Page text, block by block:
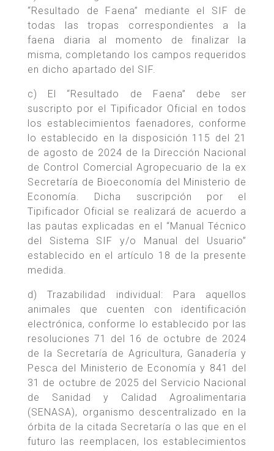
“Resultado de Faena” mediante el SIF de
todas las tropas correspondientes a la
faena diaria al momento de finalizar la
misma, completando los campos requeridos
en dicho apartado del SIF.
c) El “Resultado de Faena” debe ser
suscripto por el Tipificador Oficial en todos
los establecimientos faenadores, conforme
lo establecido en la disposición 115 del 21
de agosto de 2024 de la Dirección Nacional
de Control Comercial Agropecuario de la ex
Secretaría de Bioeconomía del Ministerio de
Economía. Dicha suscripción por el
Tipificador Oficial se realizará de acuerdo a
las pautas explicadas en el “Manual Técnico
del Sistema SIF y/o Manual del Usuario”
establecido en el artículo 18 de la presente
medida.
d) Trazabilidad individual: Para aquellos
animales que cuenten con identificación
electrónica, conforme lo establecido por las
resoluciones 71 del 16 de octubre de 2024
de la Secretaría de Agricultura, Ganadería y
Pesca del Ministerio de Economía y 841 del
31 de octubre de 2025 del Servicio Nacional
de Sanidad y Calidad Agroalimentaria
(SENASA), organismo descentralizado en la
órbita de la citada Secretaría o las que en el
futuro las reemplacen, los establecimientos